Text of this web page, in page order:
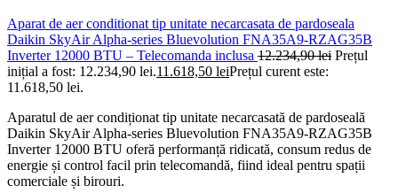
Aparat de aer conditionat tip unitate necarcasata de pardoseala
Daikin SkyAir Alpha-series Bluevolution FNA35A9-RZAG35B
Inverter 12000 BTU – Telecomanda inclusa 12.234,90lei Prețul
inițial a fost: 12.234,90 lei.11.618,50 leiPrețul curent este:
11.618,50 lei.
Aparatul de aer condiționat tip unitate necarcasată de pardoseală
Daikin SkyAir Alpha-series Bluevolution FNA35A9-RZAG35B
Inverter 12000 BTU oferă performanță ridicată, consum redus de
energie și control facil prin telecomandă, fiind ideal pentru spații
comerciale și birouri.